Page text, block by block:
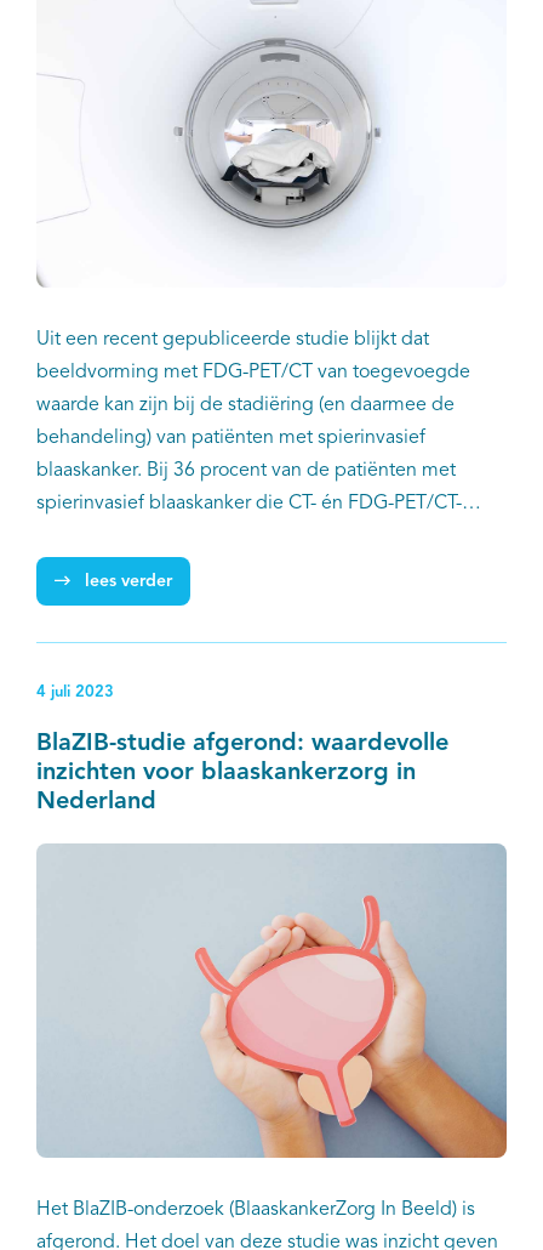
Uit een recent gepubliceerde studie blijkt dat
beeldvorming met FDG-PET/CT van toegevoegde
waarde kan zijn bij de stadiëring (en daarmee de
behandeling) van patiënten met spierinvasief
blaaskanker. Bij 36 procent van de patiënten met
spierinvasief blaaskanker die CT- én FDG-PET/CT-
gevonden, versus 11 procent bij patiënten met alleen
CT-beeldvorming.
lees verder
4 juli 2023
BlaZIB-studie afgerond: waardevolle
inzichten voor blaaskankerzorg in
Nederland
Het BlaZIB-onderzoek (BlaaskankerZorg In Beeld) is
afgerond. Het doel van deze studie was inzicht geven